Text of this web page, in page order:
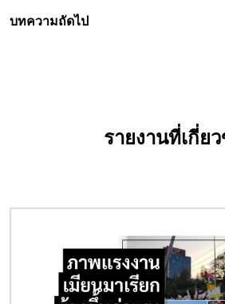
บทความถัดไป
รายงานที่เกี่ย